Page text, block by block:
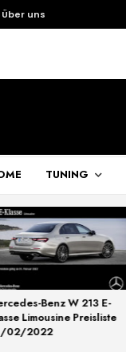
Über uns
TUNING
Benz W 213 E-
Limousine Preisliste
02/2022